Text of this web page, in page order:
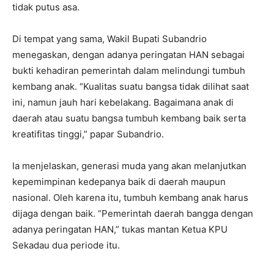
tidak putus asa.
Di tempat yang sama, Wakil Bupati Subandrio
menegaskan, dengan adanya peringatan HAN sebagai
bukti kehadiran pemerintah dalam melindungi tumbuh
kembang anak. “Kualitas suatu bangsa tidak dilihat saat
ini, namun jauh hari kebelakang. Bagaimana anak di
daerah atau suatu bangsa tumbuh kembang baik serta
kreatifitas tinggi,” papar Subandrio.
Ia menjelaskan, generasi muda yang akan melanjutkan
kepemimpinan kedepanya baik di daerah maupun
nasional. Oleh karena itu, tumbuh kembang anak harus
dijaga dengan baik. “Pemerintah daerah bangga dengan
adanya peringatan HAN,” tukas mantan Ketua KPU
Sekadau dua periode itu.